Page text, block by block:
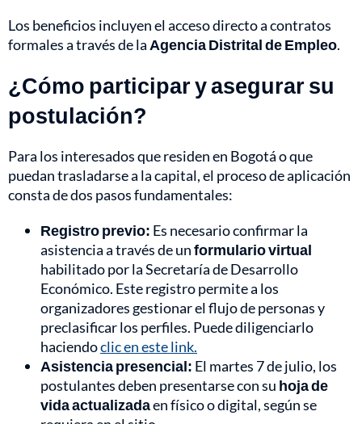
Los beneficios incluyen el acceso directo a contratos
formales a través de la Agencia Distrital de Empleo.
¿Cómo participar y asegurar su
postulación?
Para los interesados que residen en Bogotá o que
puedan trasladarse a la capital, el proceso de aplicación
consta de dos pasos fundamentales:
Registro previo: Es necesario confirmar la
asistencia a través de unformulario virtual
habilitado por la Secretaría de Desarrollo
Económico. Este registro permite a los
organizadores gestionar el flujo de personas y
preclasificar los perfiles. Puede diligenciarlo
haciendoclic en este link.
Asistencia presencial: El martes 7 de julio, los
postulantes deben presentarse con su hoja de
vida actualizadaen físico o digital, según se